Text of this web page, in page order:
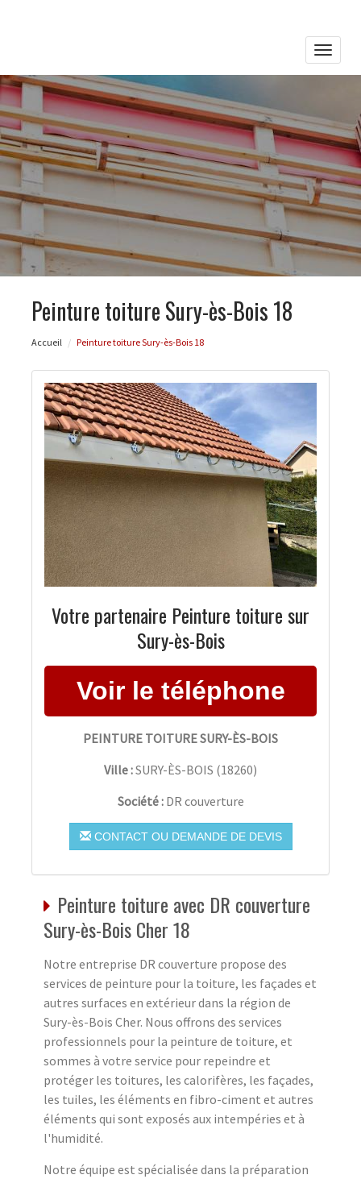
Toggle
Peinture toiture Sury-ès-Bois 18
Accueil Peinture toiture Sury-ès-Bois 18
Votre partenaire Peinture toiture sur
Sury-ès-Bois
PEINTURE TOITURE SURY-ÈS-BOIS
Ville :SURY-ÈS-BOIS (18260)
Société : DR couverture
CONTACT OU DEMANDE DE DEVIS
Peinture toiture avec DR couverture
Sury-ès-Bois Cher 18
Notre entreprise DR couverture propose des
services de peinture pour la toiture, les façades et
autres surfaces en extérieur dans la région de
Sury-ès-Bois Cher. Nous offrons des services
professionnels pour la peinture de toiture, et
sommes à votre service pour repeindre et
protéger les toitures, les calorifères, les façades,
les tuiles, les éléments en fibro-ciment et autres
éléments qui sont exposés aux intempéries et à
l'humidité.
Notre équipe est spécialisée dans la préparation